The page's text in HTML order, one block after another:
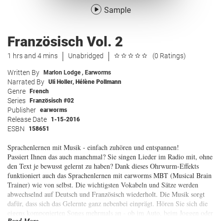
Sample
Französisch Vol. 2
1 hrs and 4 mins Unabridged (0 Ratings)
Written By Marlon Lodge, Earworms
Narrated By Uli Holler, Hélène Pollmann
Genre French
Series Französisch #02
Publisher earworms
Release Date 1-15-2016
ESBN 158651
Sprachenlernen mit Musik - einfach zuhören und entspannen!
Passiert Ihnen das auch manchmal? Sie singen Lieder im Radio mit, ohne
den Text je bewusst gelernt zu haben? Dank dieses Ohrwurm-Effekts
funktioniert auch das Sprachenlernen mit earworms MBT (Musical Brain
Trainer) wie von selbst. Die wichtigsten Vokabeln und Sätze werden
abwechselnd auf Deutsch und Französisch wiederholt. Die Musik sorgt
dafür, dass sich das Gelernte ganz nebenbei einprägt. Hören Sie sich die
eigens komponierten Songs mehrmals an - ob im Auto, beim Joggen oder